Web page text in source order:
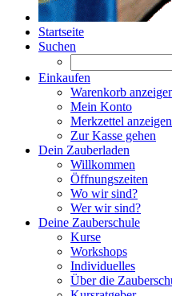
Startseite
Suchen
Einkaufen
Warenkorb
Mein Konto
Merkzettel anzeigen
Zur Kasse gehen
Dein Zauberladen
Willkommen
Öffnungszeiten
Wo wir sind?
Wer wir sind?
Deine Zauberschule
Kurse
Workshops
Individuelles
Über die